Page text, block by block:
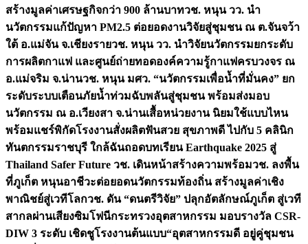
สร้างมูลค่าเศรษฐกิจกว่า 900 ล้านบาทวช. หนุน วว. นำ
นวัตกรรมแก้ปัญหา PM2.5 ต่อยอดงานวิจัยสู่ชุมชน ณ ต.จันจว้า
ใต้ อ.แม่จัน จ.เชียงรายวช. หนุน วว. นำวิจัยนวัตกรรมยกระดับ
การผลิตกาแฟ และศูนย์ถ่ายทอดองค์ความรู้กาแฟครบวงจร ณ
อ.แม่จริม จ.น่านวช. หนุน มศว. “นวัตกรรมเพื่อน้ำที่มั่นคง” ยก
ระดับระบบเตือนภัยน้ำท่วมฉับพลันสู่ชุมชน พร้อมส่งมอบ
นวัตกรรม ณ อ.เวียงสา จ.น่านเสื้อหน่วยงาน นิยมใช้แบบไหน
พร้อมแชร์พิกัดโรงงานสั่งผลิตฟันสวย สุขภาพดี ไปกับ 5 คลินิก
ทันตกรรมราชบุรี ใกล้ฉันถอดบทเรียน Earthquake 2025 สู่
Thailand Safer Future วช. เดินหน้าสร้างความพร้อมวช. ลงพื้น
ที่ภูเก็ต หนุนอาชีวะต่อยอดนวัตกรรมท้องถิ่น สร้างมูลค่าเชิง
พาณิชย์สู่เวทีโลกวช. ดัน “ดนตรีวิจัย” ปลุกอัตลักษณ์ภูเก็ต สู่เวที
สากลผ่านเสียงซิมโฟนีกระทรวงอุตสาหกรรม มอบรางวัล CSR-
DIW 3 ระดับ เชิดชูโรงงานต้นแบบ“อุตสาหกรรมดี อยู่คู่ชุมชน